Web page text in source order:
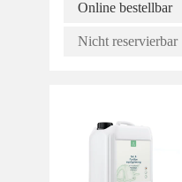
Online bestellbar
Nicht reservierbar